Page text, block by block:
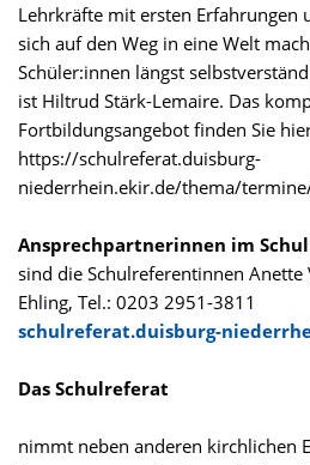
Lehrkräfte mit ersten Erfahrungen
sich auf den Weg in eine Welt
Schüler:innen längst
ist Hiltrud Stärk-Lemaire. Das
Fortbildungsangebot finden Sie
https://schulreferat.duisburg-
niederrhein.ekir.de/thema/
Ansprechpartnerinnen im
sind die Schulreferentinnen Anette
Ehling, Tel.: 0203 2951-3811
schulreferat.duisburg-
Das Schulreferat
nimmt neben anderen kirchlichen